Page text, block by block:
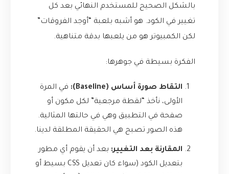
بالشكل الصحيح للمستخدم النهائي بعد كل
تغيير في الكود. هو أشبه بلعبة “أوجد الفروقات”
لكن الكمبيوتر هو من يلعبها بدقة متناهية.
الفكرة بسيطة في جوهرها:
التقاط صورة أساس (Baseline):
في المرة
الأولى، نأخذ “لقطة مرجعية” لكل مكون أو
صفحة في التطبيق وهي في حالتها المثالية.
هذه الصور تصبح هي الحقيقة المطلقة لدينا.
المقارنة بعد التغيير: بعد أن يقوم أي مطور
بتعديل الكود (سواء كان تعديل CSS بسيط أو